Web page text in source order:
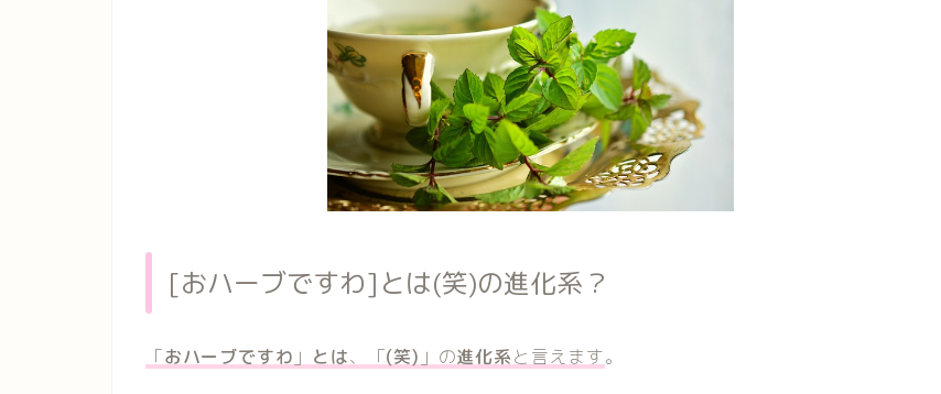
[おハーブですわ]とは(笑)の進化系？
「おハーブですわ 」 とは、「(笑) 」の進化系と言えます。